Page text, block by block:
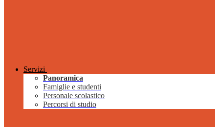
Servizi
Panoramica
Famiglie e studenti
Personale scolastico
Percorsi di studio